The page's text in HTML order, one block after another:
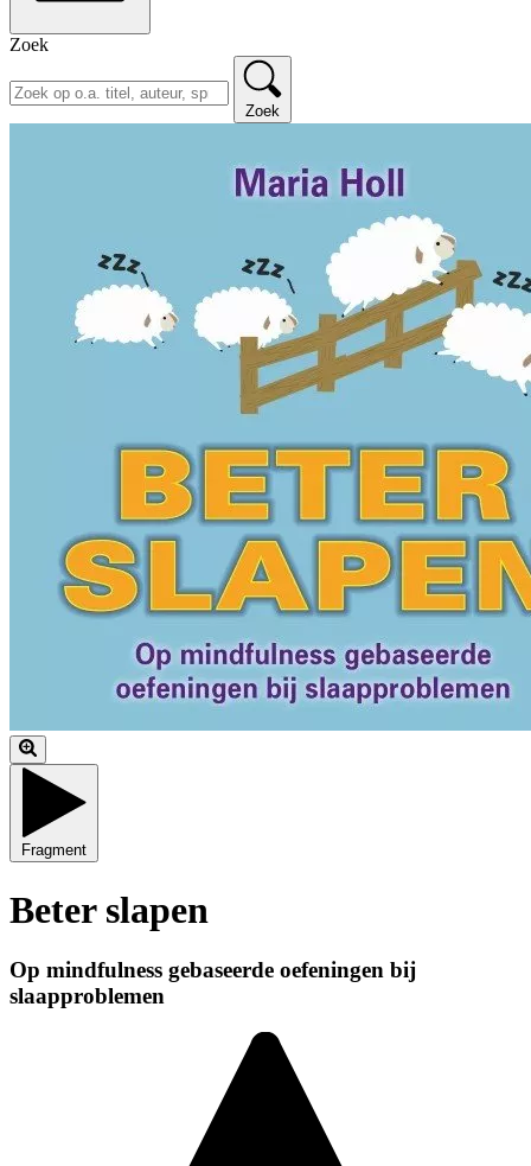
Zoek
Zoek
Fragment
Beter slapen
Op mindfulness gebaseerde oefeningen bij
slaapproblemen